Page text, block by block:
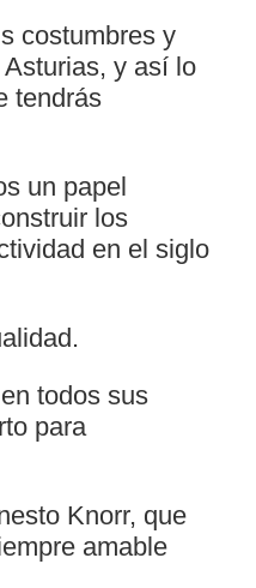
costumbres y
y así lo
tendrás
un papel
los
en el siglo
todos sus
para
Knorr, que
amable